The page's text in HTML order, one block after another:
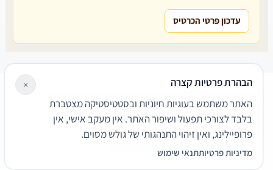
עדכון פרטי הכרטיס
שירותים משפטיים
דרושים צור קשר נגישותפרטיות
תנאי שימוש
© 2026 הפירמה. כל הזכויות שמורות.
הבהרת פרטיות קצרה
האתר משתמש בעוגיות חיוניות ובסטטיסטיקה מצטברת
בלבד לצורכי תפעול ושיפור האתר. אין מעקב אישי, אין
פרופיילינג, ואין זיהוי התנהגותי של גולש מסוים.
מדיניות פרטיותתנאי שימוש
×